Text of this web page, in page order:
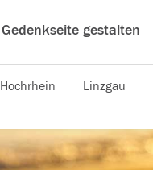
Gedenkseite gestalten
Hochrhein Linzgau